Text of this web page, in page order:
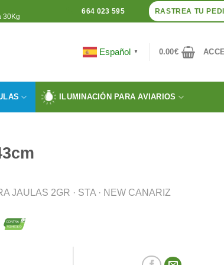
30Kg
664 023 595 RASTREA TU
Español ▼ 0.00€
ILUMINACIÓN PARA AVIARIOS
JAULAS 2GR · STA · NEW CANARIZ